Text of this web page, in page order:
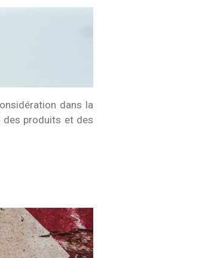
dans la
des produits et des